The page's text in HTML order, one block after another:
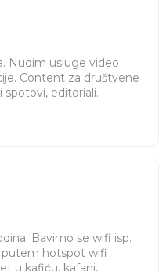
Nudim usluge video
Content za društvene
editoriali.
proslava, BTS-a,
Bavimo se wifi isp.
putem hotspot wifi
u kafiću, kafani,